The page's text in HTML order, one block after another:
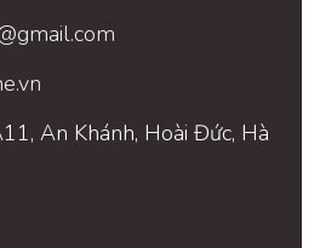
An Khánh, Hoài Đức, Hà